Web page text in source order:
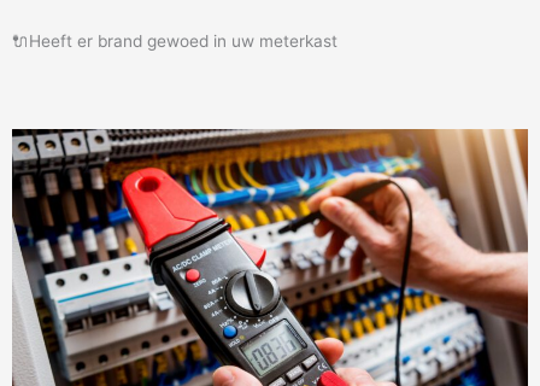
🔌Heeft er brand gewoed in uw meterkast